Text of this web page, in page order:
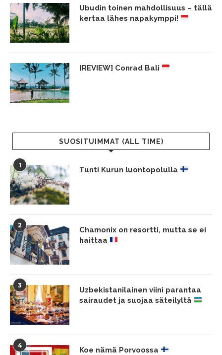
Ubudin toinen mahdollisuus – tällä
kertaa lähes napakymppi!
[REVIEW] Conrad Bali
SUOSITUIMMAT (ALL TIME)
1
Tunti Kurun luontopolulla
2
Chamonix on resortti, mutta se ei
haittaa
3
Uzbekistanilainen viini parantaa
sairaudet ja suojaa säteilyltä
4
Koe nämä Porvoossa